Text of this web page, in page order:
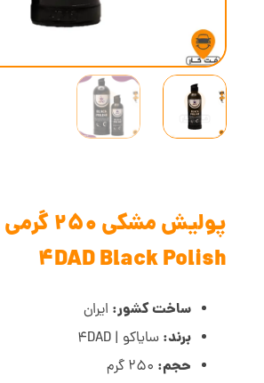
پولیش
4DAD Black Polish
ساخت کشور: ایران
برند: سایاکو | 4DAD
حجم: